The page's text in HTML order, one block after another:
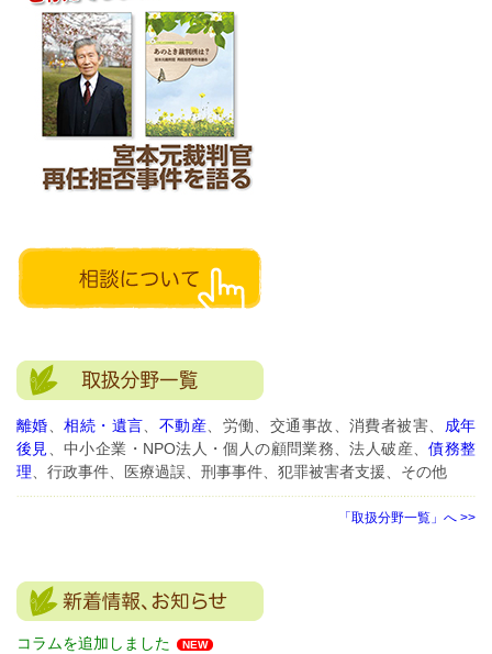
離婚 、相続・遺言 不動産 、労働、交通事故、消費者被害、 成年
後見
、中小企業・NPO法人・個人の顧問業務、法人破産、債務整
理 、行政事件、医療過誤、刑事事件、犯罪被害者支援、その他
「取扱分野一覧」へ >>
コラムを追加しました NEW